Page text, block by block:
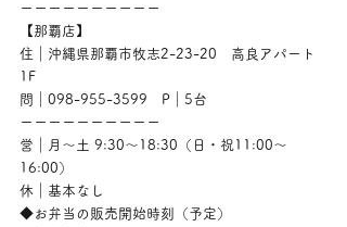
ーーーーーーーーーー
【那覇店】
住｜沖縄県那覇市牧志2-23-20　高良アパート
1F
問｜098-955-3599　P｜5台
ーーーーーーーーーー
営｜月〜土 9:30〜18:30（日・祝11:00〜
16:00）
休｜基本なし
◆お弁当の販売開始時刻（予定）